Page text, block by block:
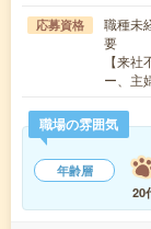
応募資格
職種未
要
【来
ー、主
職場の雰囲気
年齢層
20